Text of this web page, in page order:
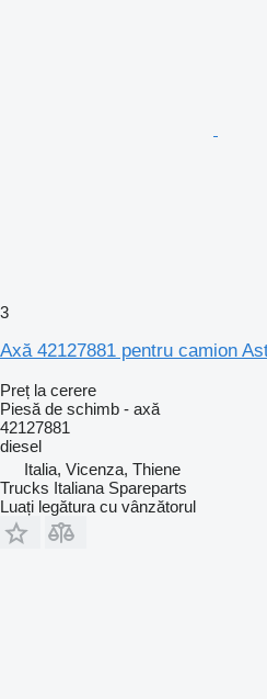
3
Axă 42127881 pentru camion
Preț la cerere
Piesă de schimb - axă
42127881
diesel
Italia, Vicenza, Thiene
Trucks Italiana Spareparts
Luați legătura cu vânzătorul